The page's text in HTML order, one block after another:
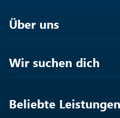
Über uns
Wir suchen dich
Beliebte Leistungen